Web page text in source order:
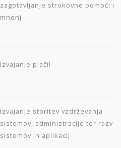
zagotavljanje strokovne pomoči in
mnenj
izvajanje plačil
izvajanje storitev vzdrževanja
sistemov, administracije ter
sistemov in aplikacij